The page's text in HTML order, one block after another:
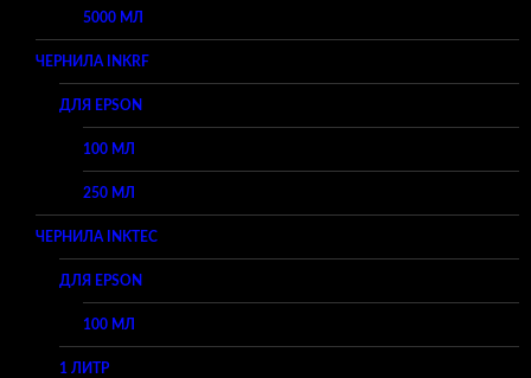
5000 МЛ
ЧЕРНИЛА INKRF
ДЛЯ EPSON
100 МЛ
250 МЛ
ЧЕРНИЛА INKTEC
ДЛЯ EPSON
100 МЛ
1 ЛИТР